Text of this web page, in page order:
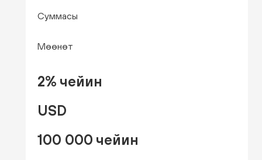
Суммасы
Мөөнөт
2% чейин
USD
100 000 чейин